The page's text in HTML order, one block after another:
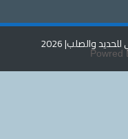
والصلب| 2026